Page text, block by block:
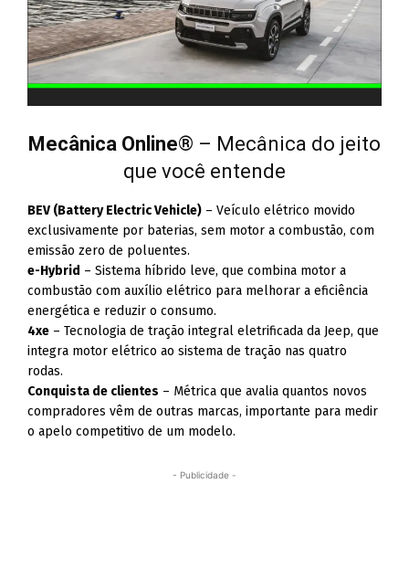
Mecânica Online® – Mecânica do jeito
que você entende
BEV (Battery Electric Vehicle) – Veículo elétrico movido
exclusivamente por baterias, sem motor a combustão, com
emissão zero de poluentes.
e-Hybrid – Sistema híbrido leve, que combina motor a
combustão com auxílio elétrico para melhorar a eficiência
energética e reduzir o consumo.
4xe – Tecnologia de tração integral eletrificada da Jeep, que
integra motor elétrico ao sistema de tração nas quatro
rodas.
Conquista de clientes – Métrica que avalia quantos novos
compradores vêm de outras marcas, importante para medir
o apelo competitivo de um modelo.
- Publicidade -